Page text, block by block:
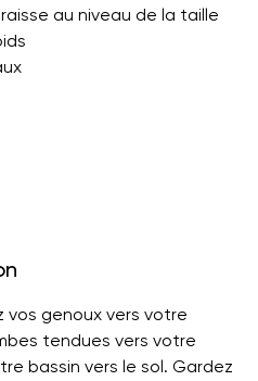
au niveau de la taille
vos genoux vers votre
tendues vers votre
bassin vers le sol. Gardez